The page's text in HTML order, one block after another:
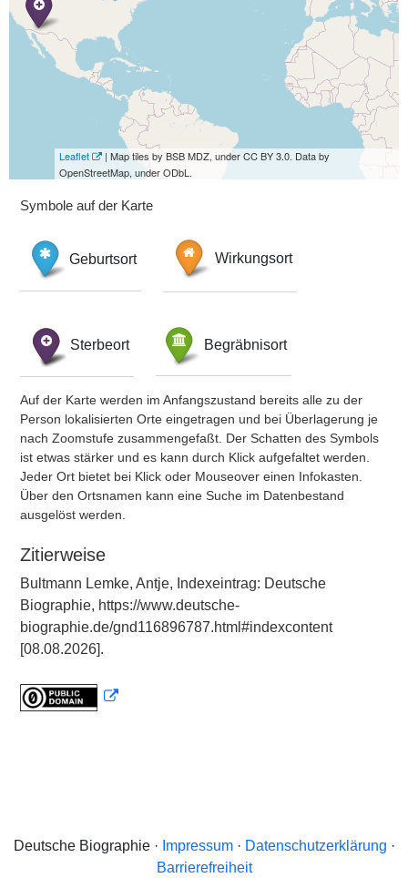
Leaflet
| Map tiles by BSB MDZ, under CC BY 3.0. Data by
OpenStreetMap, under ODbL.
Symbole auf der Karte
Geburtsort Wirkungsort
Sterbeort Begräbnisort
Auf der Karte werden im Anfangszustand bereits alle zu der
Person lokalisierten Orte eingetragen und bei Überlagerung je
nach Zoomstufe zusammengefaßt. Der Schatten des Symbols
ist etwas stärker und es kann durch Klick aufgefaltet werden.
Jeder Ort bietet bei Klick oder Mouseover einen Infokasten.
Über den Ortsnamen kann eine Suche im Datenbestand
ausgelöst werden.
Zitierweise
Bultmann Lemke, Antje, Indexeintrag: Deutsche
Biographie, https://www.deutsche-
biographie.de/gnd116896787.html#indexcontent
[08.08.2026].
Deutsche Biographie · Impressum· Datenschutzerklärung ·
Barrierefreiheit